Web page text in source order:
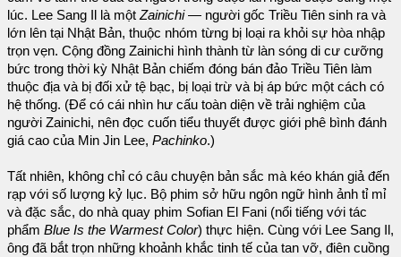
lúc. Lee Sang Il là mộtZainichi— người gốc Triều Tiên sinh ra và
lớn lên tại Nhật Bản, thuộc nhóm từng bị loại ra khỏi sự hòa nhập
trọn vẹn. Cộng đồng Zainichi hình thành từ làn sóng di cư cưỡng
bức trong thời kỳ Nhật Bản chiếm đóng bán đảo Triều Tiên làm
thuộc địa và bị đối xử tệ bạc, bị loại trừ và bị áp bức một cách có
hệ thống. (Để có cái nhìn hư cấu toàn diện về trải nghiệm của
người Zainichi, nên đọc cuốn tiểu thuyết được giới phê bình đánh
giá cao của Min Jin Lee, Pachinko.)
Tất nhiên, không chỉ có câu chuyện bản sắc mà kéo khán giả đến
rạp với số lượng kỷ lục. Bộ phim sở hữu ngôn ngữ hình ảnh tỉ mỉ
và đặc sắc, do nhà quay phim Sofian El Fani (nổi tiếng với tác
phẩm Blue Is the Warmest Color) thực hiện. Cùng với Lee Sang Il,
ông đã bắt trọn những khoảnh khắc tinh tế của tan vỡ, điên cuồng